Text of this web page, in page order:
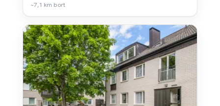
~7,1 km bort